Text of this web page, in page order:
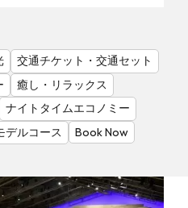
交通チケット・交通セット
癒し・リラックス
ナイトタイムエコノミー
デルコース Book Now